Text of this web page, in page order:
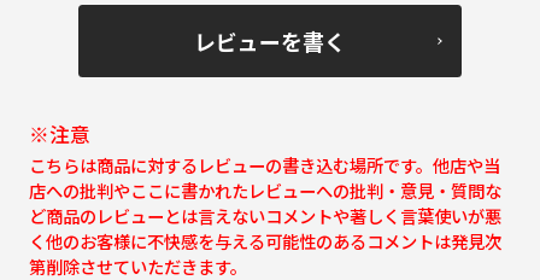
レビューを書く
※注意
こちらは商品に対するレビューの書き込む場所です。他店や当
店への批判やここに書かれたレビューへの批判・意見・質問な
ど商品のレビューとは言えないコメントや著しく言葉使いが悪
く他のお客様に不快感を与える可能性のあるコメントは発見次
第削除させていただきます。